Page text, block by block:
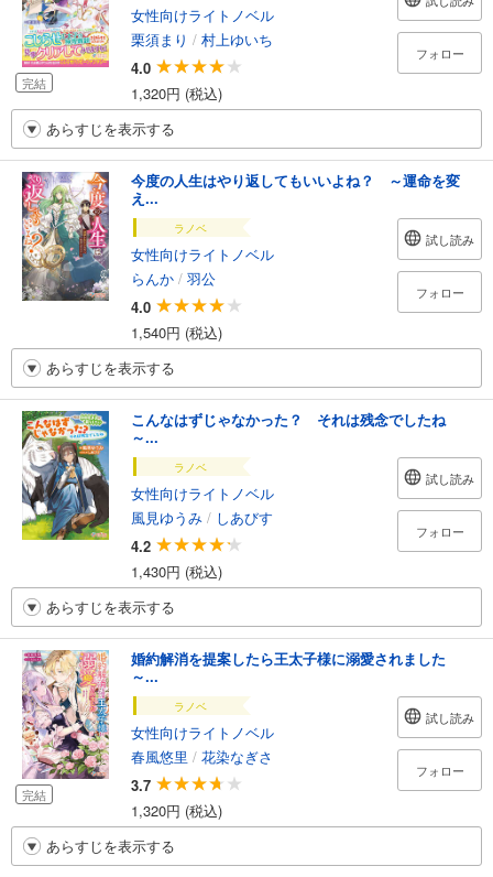
完結
女性向けライトノベル
栗須まり / 村上ゆいち
4.0
1,320円 (税込)
フォロー
あらすじを表示する
今度の人生はやり返してもいいよね？ ～運命を変
え...
ラノベ
女性向けライトノベル
らんか / 羽公
4.0
1,540円 (税込)
試し読み
フォロー
あらすじを表示する
こんなはずじゃなかった？ それは残念でしたね
～...
ラノベ
女性向けライトノベル
風見ゆうみ / しあびす
4.2
1,430円 (税込)
試し読み
フォロー
あらすじを表示する
完結
婚約解消を提案したら王太子様に溺愛されました
～...
ラノベ
女性向けライトノベル
春風悠里 / 花染なぎさ
3.7
1,320円 (税込)
試し読み
フォロー
あらすじを表示する